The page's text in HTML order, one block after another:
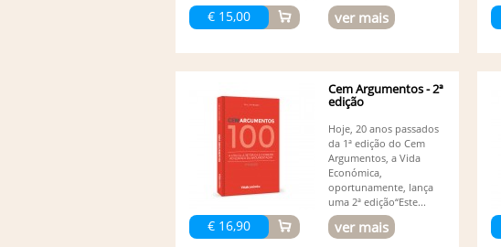
€ 15,00 ver mais
€ 16,90
Cem Argumentos - 2ª
edição
Hoje, 20 anos passados
da 1ª edição do Cem
Argumentos, a Vida
Económica,
oportunamente, lança
uma 2ª edição“Este...
ver mais